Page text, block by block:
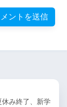
み終了、新学